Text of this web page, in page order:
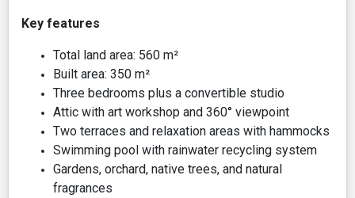
Key features
Total land area: 560 m²
Built area: 350 m²
Three bedrooms plus a convertible studio
Attic with art workshop and 360° viewpoint
Two terraces and relaxation areas with hammocks
Swimming pool with rainwater recycling system
Gardens, orchard, native trees, and natural
fragrances